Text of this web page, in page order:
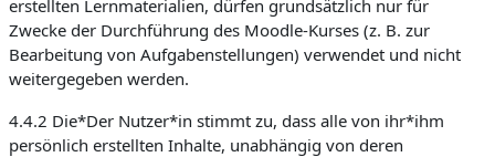
erstellten Lernmaterialien, dürfen grundsätzlich nur für
Zwecke der Durchführung des Moodle-Kurses (z. B. zur
Bearbeitung von Aufgabenstellungen) verwendet und nicht
weitergegeben werden.
4.4.2 Die*Der Nutzer*in stimmt zu, dass alle von ihr*ihm
persönlich erstellten Inhalte, unabhängig von deren